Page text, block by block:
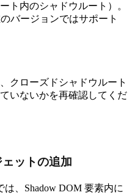
ト内のシャドウルート）。
バージョンではサポート
クローズドシャドウルート
いないかを再確認してくだ
ットの追加
は、Shadow DOM 要素内に